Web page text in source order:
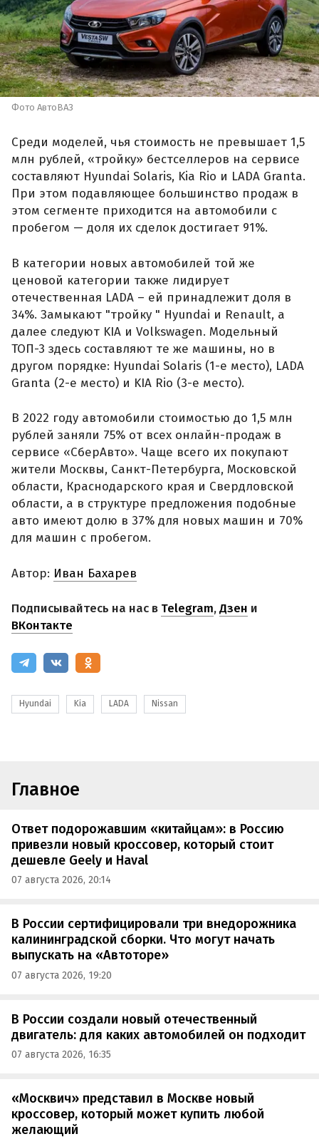
Фото АвтоВАЗ
Среди моделей, чья стоимость не превышает 1,5
млн рублей, «тройку» бестселлеров на сервисе
составляют Hyundai Solaris, Kia Rio и LADA Granta.
При этом подавляющее большинство продаж в
этом сегменте приходится на автомобили с
пробегом — доля их сделок достигает 91%.
В категории новых автомобилей той же
ценовой категории также лидирует
отечественная LADA – ей принадлежит доля в
34%. Замыкают "тройку " Hyundai и Renault, а
далее следуют KIA и Volkswagen. Модельный
ТОП-3 здесь составляют те же машины, но в
другом порядке: Hyundai Solaris (1-е место), LADA
Granta (2-е место) и KIA Rio (3-е место).
В 2022 году автомобили стоимостью до 1,5 млн
рублей заняли 75% от всех онлайн-продаж в
сервисе «СберАвто». Чаще всего их покупают
жители Москвы, Санкт-Петербурга, Московской
области, Краснодарского края и Свердловской
области, а в структуре предложения подобные
авто имеют долю в 37% для новых машин и 70%
для машин с пробегом.
Автор: Иван Бахарев
Подписывайтесь на нас в Telegram,Дзен и
ВКонтакте
Hyundai Kia LADA Nissan
Главное
Ответ подорожавшим «китайцам»: в Россию
привезли новый кроссовер, который стоит
дешевле Geely и Haval
07 августа 2026, 20:14
В России сертифицировали три внедорожника
калининградской сборки. Что могут начать
выпускать на «Автоторе»
07 августа 2026, 19:20
В России создали новый отечественный
двигатель: для каких автомобилей он подходит
07 августа 2026, 16:35
«Москвич» представил в Москве новый
кроссовер, который может купить любой
желающий